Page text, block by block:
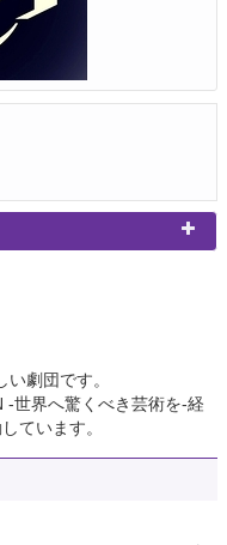
劇団です。
-世界へ驚くべき芸術を-経
ています。